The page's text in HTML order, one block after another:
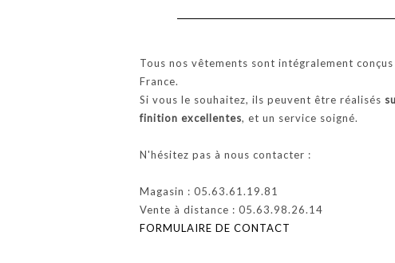
Tous nos vêtements sont intégralement
France.
Si vous le souhaitez, ils peuvent être réalisés
finition excellentes, et un service soigné.
N'hésitez pas à nous contacter :
Magasin : 05.63.61.19.81
Vente à distance : 05.63.98.26.14
FORMULAIRE DE CONTACT